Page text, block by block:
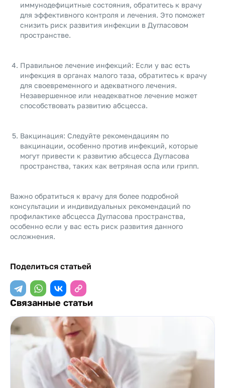
иммунодефицитные состояния, обратитесь к врачу
для эффективного контроля и лечения. Это поможет
снизить риск развития инфекции в Дугласовом
пространстве.
Правильное лечение инфекций: Если у вас есть
инфекция в органах малого таза, обратитесь к врачу
для своевременного и адекватного лечения.
Незавершенное или неадекватное лечение может
способствовать развитию абсцесса.
Вакцинация: Следуйте рекомендациям по
вакцинации, особенно против инфекций, которые
могут привести к развитию абсцесса Дугласова
пространства, таких как ветряная оспа или грипп.
Важно обратиться к врачу для более подробной
консультации и индивидуальных рекомендаций по
профилактике абсцесса Дугласова пространства,
особенно если у вас есть риск развития данного
осложнения.
Поделиться статьей
Связанные статьи